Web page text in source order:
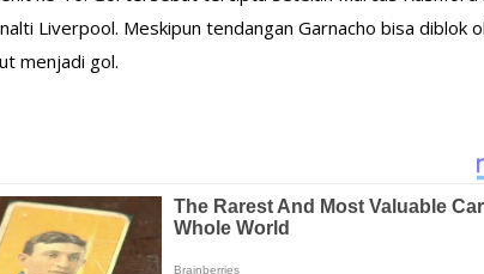
Liverpool. Meskipun tendangan Garnacho bisa diblok
menjadi gol.